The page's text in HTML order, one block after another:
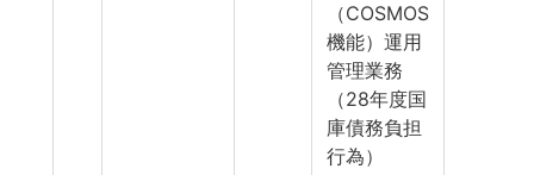
（COSMOS
機能）運用
管理業務
（28年度国
庫債務負担
行為）